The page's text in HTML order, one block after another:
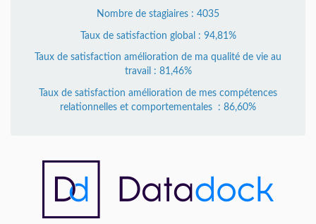
Nombre de stagiaires : 4035
Taux de satisfaction global : 94,81%
Taux de satisfaction amélioration de ma qualité de vie au
travail : 81,46%
Taux de satisfaction amélioration de mes compétences
relationnelles et comportementales : 86,60%